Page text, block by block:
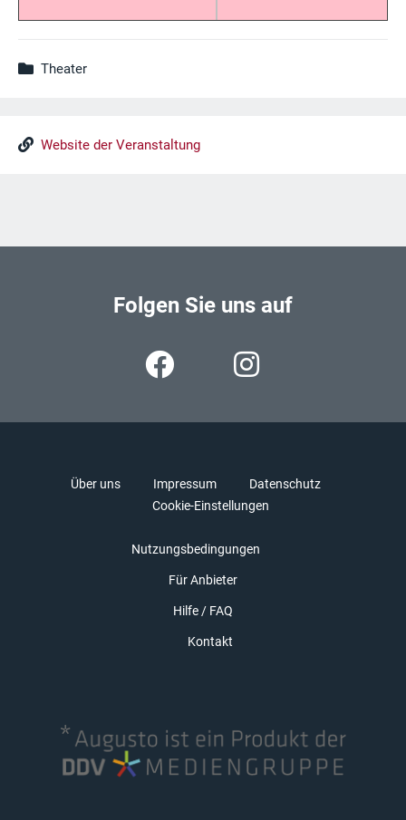
Theater
Website der Veranstaltung
Folgen Sie uns auf
Über uns Impressum
Datenschutz
Cookie-Einstellungen
Nutzungsbedingungen
Für Anbieter
Hilfe / FAQ
Kontakt